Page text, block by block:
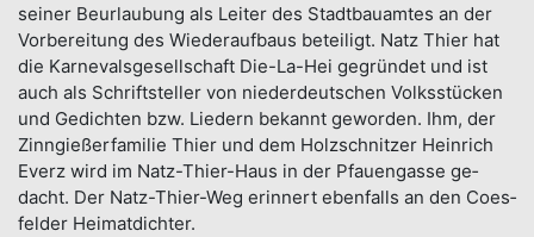
seiner Be­urlaubung als Lei­ter des Stadt­bauamtes an der
Vor­bereitung des Wieder­aufbaus be­teiligt. Natz Thier hat
die Karnevals­gesellschaft Die-La-Hei ge­grün­det und ist
auch als Schrift­steller von nieder­deutschen Volks­stücken
und Ge­dichten bzw. Lie­dern bekannt ge­worden. Ihm, der
Zinn­gießer­familie Thier und dem Holz­schnitzer Heinrich
Everz wird im Natz-Thier-Haus in der Pfauen­gasse ge­
dacht. Der Natz-Thier-Weg er­innert eben­falls an den Coes­
felder Heimat­dichter.